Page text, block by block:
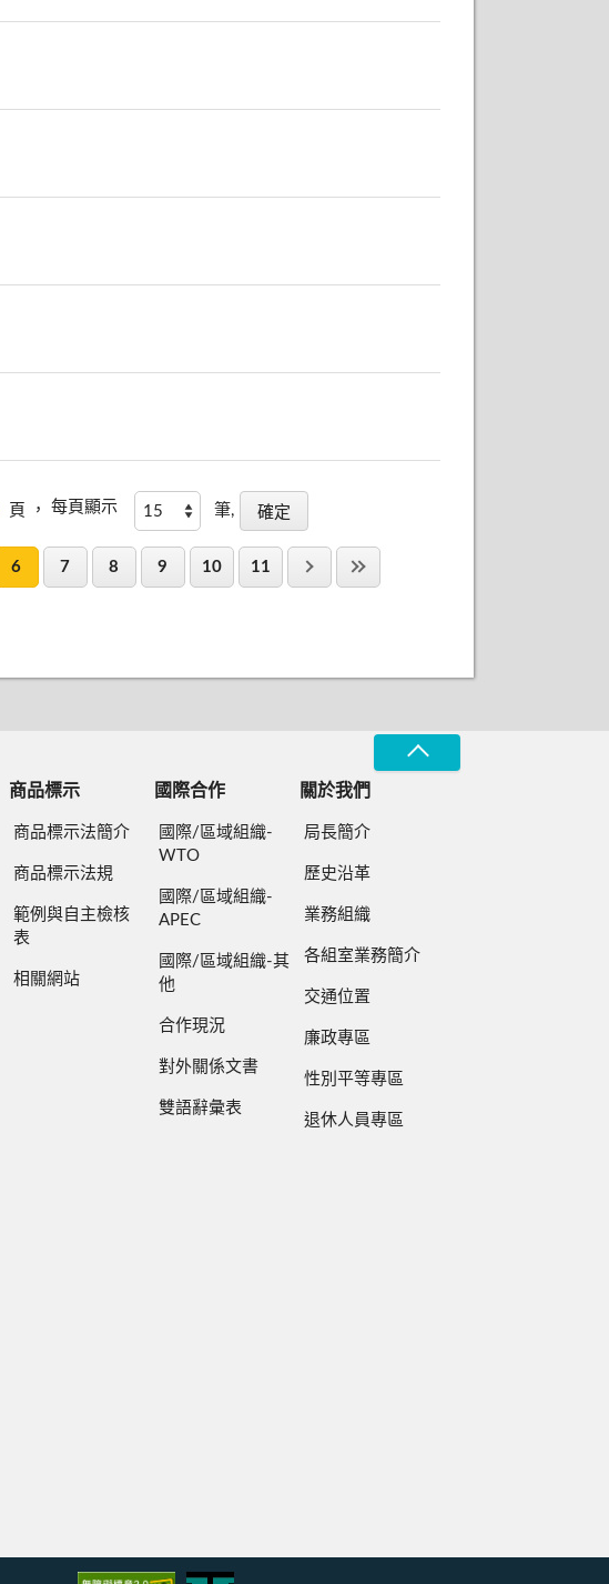
頁 ， 每頁顯示 筆,
6 7 8 9 10 11
商品標示
商品標示法簡介
商品標示法規
範例與自主檢核
表
相關網站
國際合作
國際/區域組織-
WTO
國際/區域組織-
APEC
國際/區域組織-其
他
合作現況
對外關係文書
雙語辭彙表
關於我們
局長簡介
歷史沿革
業務組織
各組室業務簡介
交通位置
廉政專區
性別平等專區
退休人員專區